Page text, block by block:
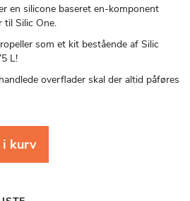
en silicone baseret en-komponent
til Silic One.
som et kit bestående af Silic
L!
overflader skal der altid påføres
kurv